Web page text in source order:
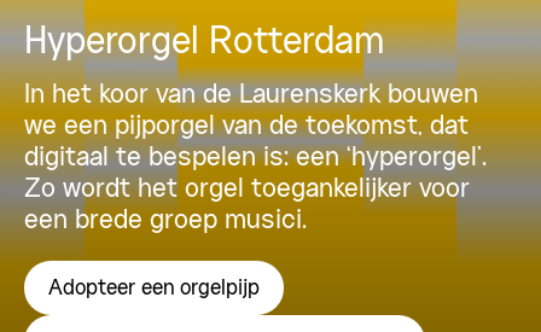
Hyperorgel Rotterdam
In het koor van de Laurenskerk bouwen
we een pijporgel van de toekomst, dat
digitaal te bespelen is: een ‘hyperorgel’.
Zo wordt het orgel toegankelijker voor
een brede groep musici.
Adopteer een orgelpijp